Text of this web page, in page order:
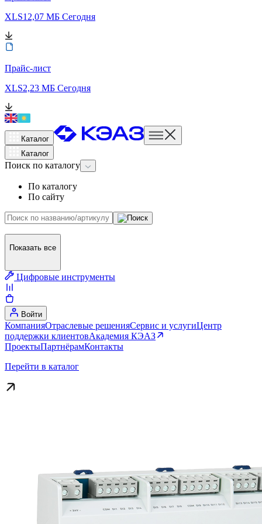
XLS12,07 МБ Сегодня
Прайс-лист
XLS2,23 МБ Сегодня
Каталог
Каталог
Поиск по каталогу
По каталогу
По сайту
Показать все
Цифровые инструменты
Войти
КомпанияОтраслевые решенияСервис и услугиЦентр
поддержки клиентовАкадемия КЭАЗ
ПроектыПартнёрамКонтакты
Перейти в каталог